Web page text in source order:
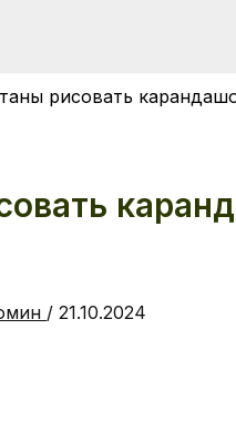
рисовать
/ 21.10.2024